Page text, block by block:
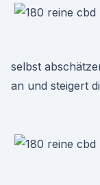
selbst
an und steigert